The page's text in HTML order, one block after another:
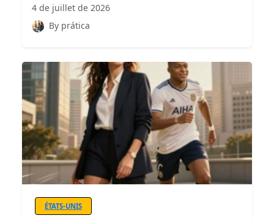
4 de juillet de 2026
By prática
ÉTATS-UNIS